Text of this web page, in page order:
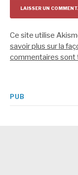
Ce site utilise
savoir plus sur la
commentaires sont
PUB